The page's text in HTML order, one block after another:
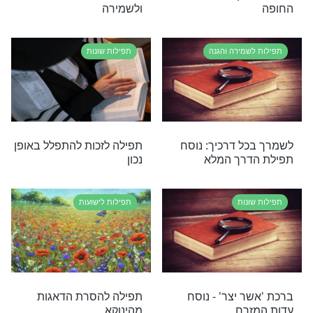
מיוחדות לאמירה
תפילה לאמירה בקבר ר'
מאיר בעל הנס
ועילוי נשמה
לִקְדוֹשֵׁי הַשּׁוֹאָה
תפילות לרפואה ובריאות
תפילה לשלום בתוך עם
ישראל